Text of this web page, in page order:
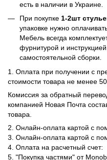
есть в наличии в Украине.
При покупке 1-2шт
упаковке нужно
Мебель всегда
фурнитурой и
самостоятельной сборки.
1. Оплата при получении с
стоимости товара не менее
Комиссия за обратный
компанией Новая Почта
товара.
2. Онлайн-оплата картой с
3. Онлайн-оплата картой с
4. Оплата на расчетный счет:
5. "Покупка частями" от